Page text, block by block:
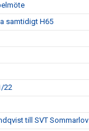
samtidigt H65
22
till SVT Sommarlov